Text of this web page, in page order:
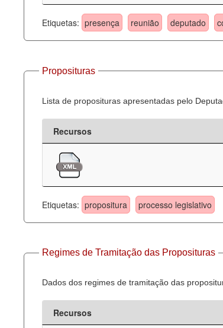
Etiquetas: presença reunião deputado
Proposituras
Lista de proposituras apresentadas pelo
Recursos
Etiquetas: propositura processo legislativo
Regimes de Tramitação das Proposituras
Dados dos regimes de tramitação das
Recursos